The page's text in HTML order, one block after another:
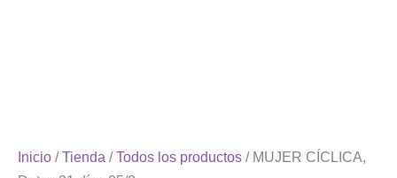
Inicio /Tienda /Todos los productos / MUJER CÍCLICA,